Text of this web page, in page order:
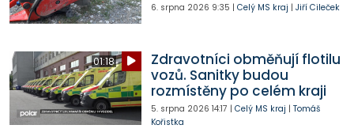
6. srpna 2026 9:35 | Celý MS kraj | Jiří Cileček
01:18
Zdravotníci obměňují flotilu
vozů. Sanitky budou
rozmístěny po celém kraji
5. srpna 2026 14:17 | Celý MS kraj | Tomáš
Kořistka